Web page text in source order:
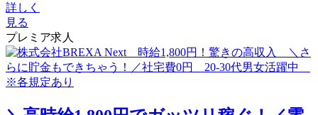
詳しく
見る
プレミア求人